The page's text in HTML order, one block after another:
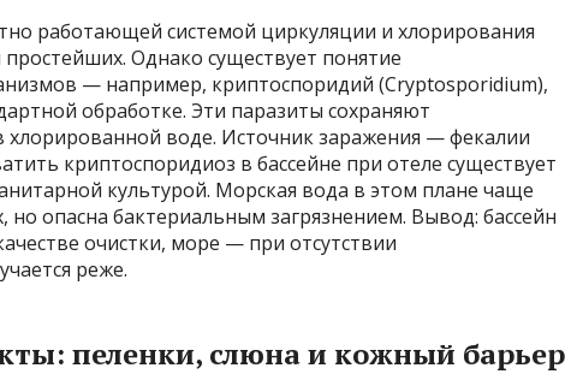
работающей системой циркуляции и хлорирования
Однако существует понятие
— например, криптоспоридий (Cryptosporidium),
обработке. Эти паразиты сохраняют
хлорированной воде. Источник заражения — фекалии
криптоспоридиоз в бассейне при отеле существует
культурой. Морская вода в этом плане чаще
опасна бактериальным загрязнением. Вывод: бассейн
очистки, море — при отсутствии
реже.
пеленки, слюна и кожный барьер